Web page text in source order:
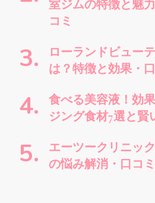
室ジムの特徴と魅
コミ
ローランドビュー
は？特徴と効果・
食べる美容液！効
ジング食材7選と賢
エーツークリニッ
の悩み解消・口コ